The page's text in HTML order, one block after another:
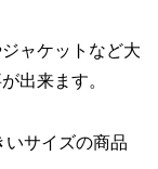
ャケットなど大
出来ます。
いサイズの商品